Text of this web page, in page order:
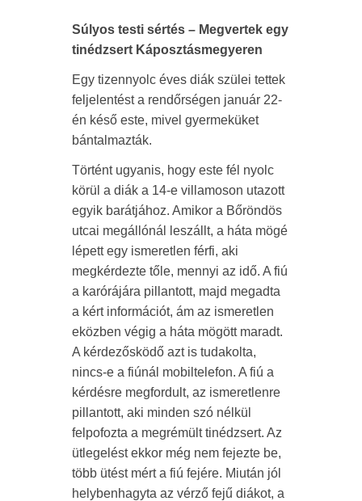
Súlyos testi sértés – Megvertek egy
tinédzsert Káposztásmegyeren
Egy tizennyolc éves diák szülei tettek
feljelentést a rendőrségen január 22-
én késő este, mivel gyermeküket
bántalmazták.
Történt ugyanis, hogy este fél nyolc
körül a diák a 14-e villamoson utazott
egyik barátjához. Amikor a Bőröndös
utcai megállónál leszállt, a háta mögé
lépett egy ismeretlen férfi, aki
megkérdezte tőle, mennyi az idő. A fiú
a karórájára pillantott, majd megadta
a kért információt, ám az ismeretlen
eközben végig a háta mögött maradt.
A kérdezősködő azt is tudakolta,
nincs-e a fiúnál mobiltelefon. A fiú a
kérdésre megfordult, az ismeretlenre
pillantott, aki minden szó nélkül
felpofozta a megrémült tinédzsert. Az
ütlegelést ekkor még nem fejezte be,
több ütést mért a fiú fejére. Miután jól
helybenhagyta az vérző fejű diákot, a